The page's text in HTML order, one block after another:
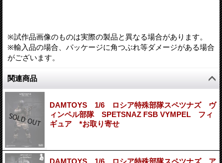
※試作品画像のものは実際の製品と異なる場合があります。
※輸入品の場合、パッケージに角つぶれ等ダメージがある場合
がございます。
関連商品
DAMTOYS 1/6 ロシア特殊部隊スペツナズ ヴ
ィンペル部隊 SPETSNAZ FSB VYMPEL フィ
ギュア *お取り寄せ
DAMTOYS 1/6 ロシア特殊部隊スペツナズ ア